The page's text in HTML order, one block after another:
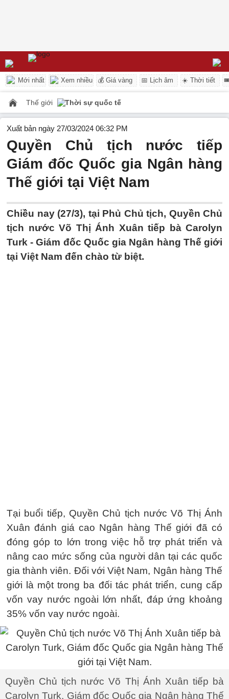
Mới nhất Xem nhiều 💰 Giá vàng 📅 Lịch âm ☀️ Thời tiết
Thế giới Thời sự quốc tế
Xuất bản ngày 27/03/2024 06:32 PM
Quyền Chủ tịch nước tiếp
Giám đốc Quốc gia Ngân hàng
Thế giới tại Việt Nam
Chiều nay (27/3), tại Phủ Chủ tịch, Quyền Chủ
tịch nước Võ Thị Ánh Xuân tiếp bà Carolyn
Turk - Giám đốc Quốc gia Ngân hàng Thế giới
tại Việt Nam đến chào từ biệt.
Tại buổi tiếp, Quyền Chủ tịch nước Võ Thị Ánh
Xuân đánh giá cao Ngân hàng Thế giới đã có
đóng góp to lớn trong việc hỗ trợ phát triển và
nâng cao mức sống của người dân tại các quốc
gia thành viên. Đối với Việt Nam, Ngân hàng Thế
giới là một trong ba đối tác phát triển, cung cấp
vốn vay nước ngoài lớn nhất, đáp ứng khoảng
35% vốn vay nước ngoài.
Quyền Chủ tịch nước Võ Thị Ánh Xuân tiếp bà
Carolyn Turk, Giám đốc Quốc gia Ngân hàng Thế